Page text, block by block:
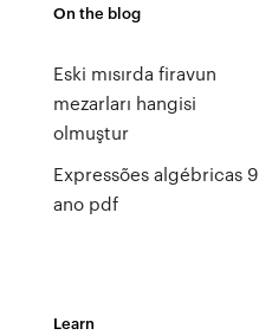
On the blog
Eski mısırda firavun
mezarları hangisi
olmuştur
Expressões algébricas 9
ano pdf
Learn